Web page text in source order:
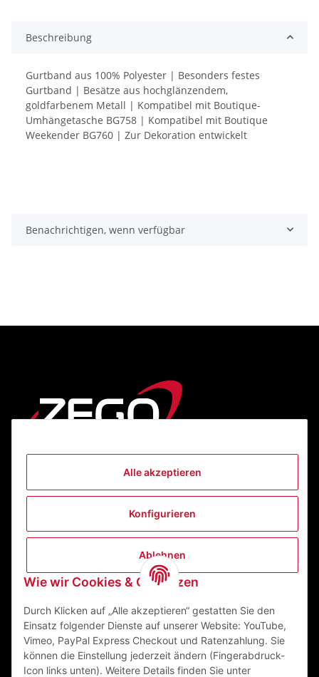
Alle akzeptieren
Konfigurieren
Ablehnen
Wie wir Cookies & Co nutzen
Durch Klicken auf „Alle akzeptieren“ gestatten Sie den
Einsatz folgender Dienste auf unserer Website: YouTube,
Vimeo, PayPal Express Checkout und Ratenzahlung. Sie
können die Einstellung jederzeit ändern (Fingerabdruck-
Icon links unten). Weitere Details finden Sie unter
Beschreibung
Gurtband aus 100% Polyester | Besonders festes
Gurtband | Besätze aus hochglänzendem,
goldfarbenem Metall | Kompatibel mit Boutique-
Umhängetasche BG758 | Kompatibel mit Boutique
Weekender BG760 | Zur Dekoration entwickelt
Benachrichtigen, wenn verfügbar
Informationen
ZEGO Textilveredelungszentrum GmbH
63741 Aschaffenburg Deutschland
Mail:info@zego-tvz.de
Tel.:06021 59092-0